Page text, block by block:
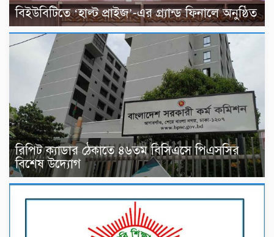
বিইউবিটিতে ‘হাল্ট প্রাইজ’-এর গ্র্যান্ড ফিনালে অনুষ্ঠিত
রিপিট ক্যাডার ঠেকাতে ৪৬তম বিসিএসে পিএসসির
বিশেষ উদ্যোগ